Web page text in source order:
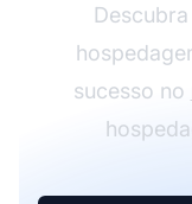
sucesso no